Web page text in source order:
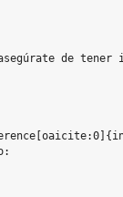
de tener